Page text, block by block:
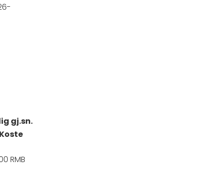
gj.sn.
Koste
RMB